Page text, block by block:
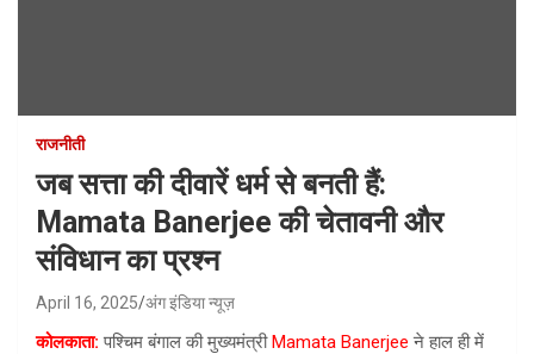
राजनीती
जब सत्ता की दीवारें धर्म से बनती हैं:
Mamata Banerjee की चेतावनी और
संविधान का प्रश्न
April 16, 2025 अंग इंडिया न्यूज़
कोलकाता: पश्चिम बंगाल की मुख्यमंत्रीMamata Banerjee ने हाल ही में